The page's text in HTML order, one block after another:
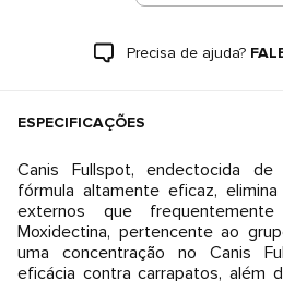
Precisa de ajuda?
ESPECIFICAÇÕES
Canis Fullspot, endectocida de
fórmula altamente eficaz,
externos que
Moxidectina, pertencente ao
uma concentração no Canis
eficácia contra carrapatos, além